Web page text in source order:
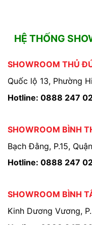
HỆ THỐNG
SHOWROOM THỦ
Quốc lộ 13, Phường
Hotline: 0888 247
SHOWROOM BÌNH
Bạch Đằng, P.15,
Hotline: 0888 247
SHOWROOM BÌNH
Kinh Dương Vương,